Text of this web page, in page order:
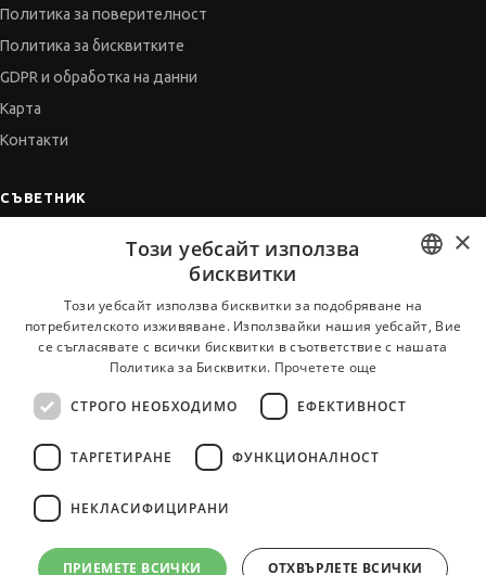
Политика за поверителност
Политика за бисквитките
GDPR и обработка на данни
Карта
Контакти
СЪВЕТНИК
Когато получим оферта
Vihra AI
За новодошли
Всички услуги на JobTiger
BULGARIAN
ENGLISH
×
Този уебсайт използва
бисквитки
Този уебсайт използва бисквитки за подобряване на
потребителското изживяване. Използвайки нашия уебсайт, Вие
се съгласявате с всички бисквитки в съответствие с нашата
Политика за Бисквитки. Прочетете още
СТРОГО НЕОБХОДИМО ЕФЕКТИВНОСТ
ТАРГЕТИРАНЕ ФУНКЦИОНАЛНОСТ
НЕКЛАСИФИЦИРАНИ
ПРИЕМЕТЕ ВСИЧКИ ОТХВЪРЛЕТЕ ВСИЧКИ